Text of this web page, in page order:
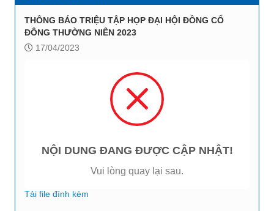
THÔNG BÁO TRIỆU TẬP HỌP ĐẠI HỘI ĐỒNG CỔ
ĐÔNG THƯỜNG NIÊN 2023
17/04/2023
NỘI DUNG ĐANG ĐƯỢC CẬP NHẬT!
Vui lòng quay lại sau.
Tải file đính kèm